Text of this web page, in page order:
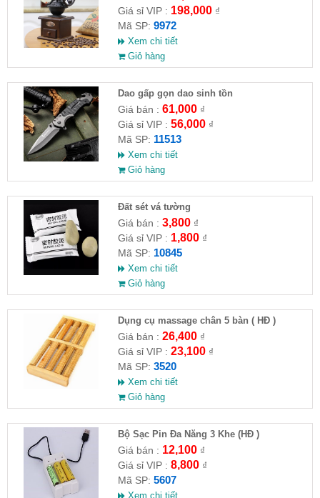
Giá sỉ VIP : 198,000₫
Mã SP: 9972
Xem chi tiết
Giỏ hàng
Dao gấp gọn dao sinh tồn
Giá bán : 61,000₫
Giá sỉ VIP : 56,000₫
Mã SP: 11513
Xem chi tiết
Giỏ hàng
Đất sét vá tường
Giá bán : 3,800₫
Giá sỉ VIP : 1,800₫
Mã SP: 10845
Xem chi tiết
Giỏ hàng
Dụng cụ massage chân 5 bàn ( HĐ )
Giá bán : 26,400₫
Giá sỉ VIP : 23,100₫
Mã SP: 3520
Xem chi tiết
Giỏ hàng
Bộ Sạc Pin Đa Năng 3 Khe (HĐ )
Giá bán : 12,100₫
Giá sỉ VIP : 8,800₫
Mã SP: 5607
Xem chi tiết